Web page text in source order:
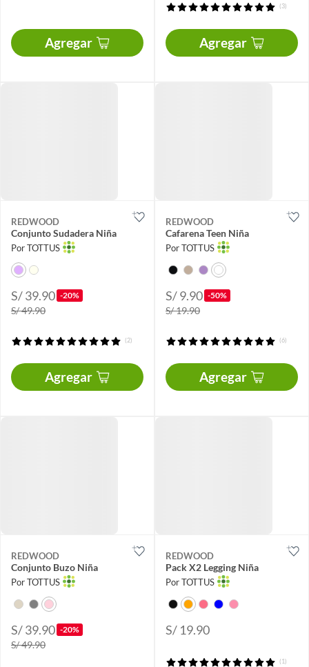
Agregar
(3)
Agregar
REDWOOD
Conjunto Sudadera Niña
Por TOTTUS
S/ 39.90 -20%
S/ 49.90
(2)
Agregar
REDWOOD
Cafarena Teen Niña
Por TOTTUS
S/ 9.90 -50%
S/ 19.90
(6)
Agregar
REDWOOD
Conjunto Buzo Niña
Por TOTTUS
S/ 39.90 -20%
S/ 49.90
REDWOOD
Pack X2 Legging Niña
Por TOTTUS
S/ 19.90
(1)